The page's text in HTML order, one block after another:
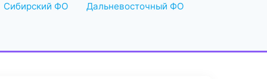
Сибирский ФО Дальневосточный ФО